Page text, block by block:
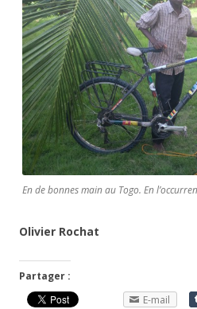
En de bonnes main au Togo. En
Olivier Rochat
Partager :
E-mail